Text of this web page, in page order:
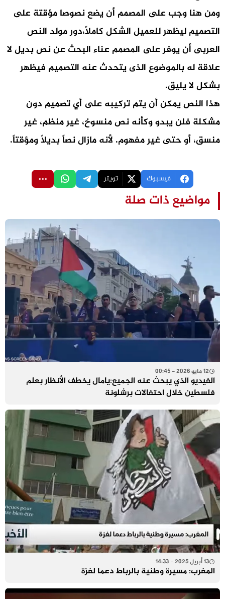
ومن هنا وجب على المصمم أن يضع نصوصا مؤقتة على
التصميم ليظهر للعميل الشكل كاملاً،دور مولد النص
العربى أن يوفر على المصمم عناء البحث عن نص بديل لا
علاقة له بالموضوع الذى يتحدث عنه التصميم فيظهر
بشكل لا يليق.
هذا النص يمكن أن يتم تركيبه على أي تصميم دون
مشكلة فلن يبدو وكأنه نص منسوخ، غير منظم، غير
منسق، أو حتى غير مفهوم. لأنه مازال نصاً بديلاً ومؤقتاً.
فيسبوك تويتر
مواضيع ذات صلة
12 مايو 2026 - 00:45
الفيديو الذي يبحث عنه الجميع:يامال يخطف الأنظار بعلم
فلسطين خلال احتفالات برشلونة
13 أبريل 2025 - 14:33
المغرب: مسيرة وطنية بالرباط دعما لغزة